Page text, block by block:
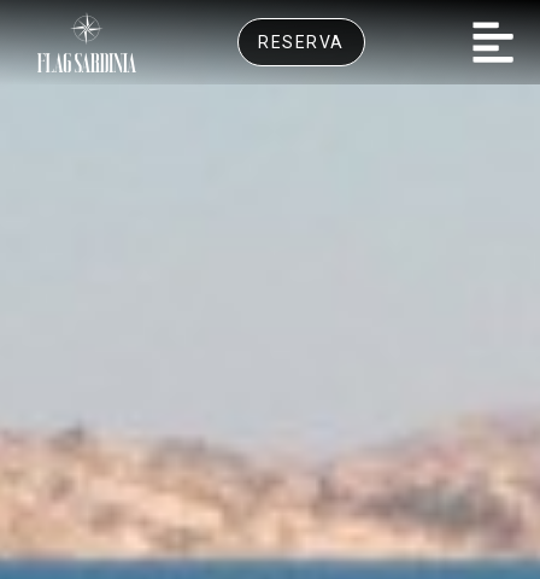
RESERVA